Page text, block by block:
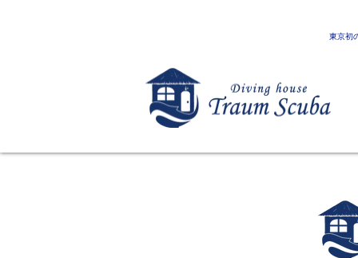
東京初